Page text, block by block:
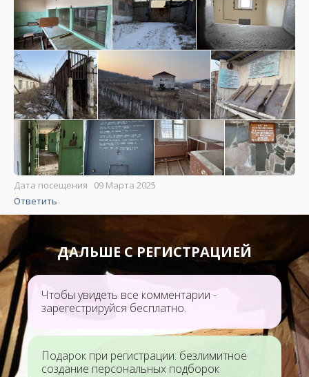
Дата посещения 09 Марта 2025
Ответить
ДАЛЬШЕ С РЕГИСТРАЦИЕЙ
Чтобы увидеть все комментарии -
зарегестрируйся бесплатно.
Подарок при регистрации: безлимитное
создание персональных подборок